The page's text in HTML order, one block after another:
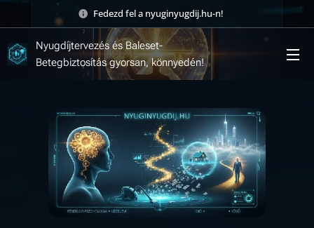
Fedezd fel a nyuginyugdij.hu-n! 🚀
Nyugdíjtervezés és Baleset-
Betegbiztosítás gyorsan, könnyedén!